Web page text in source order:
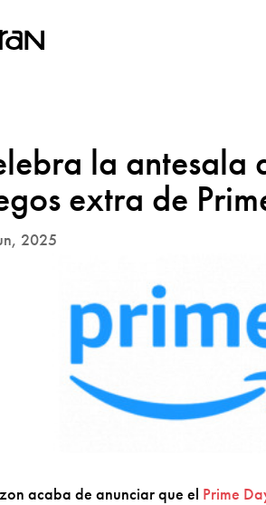
la antesala
extra de
2025
acaba de anunciar que el Prime